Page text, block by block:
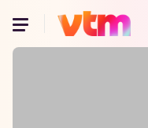
Oeps,